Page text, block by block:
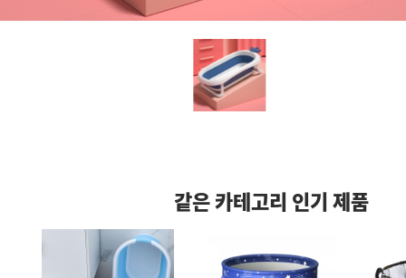
같은 카테고리 인기 제품